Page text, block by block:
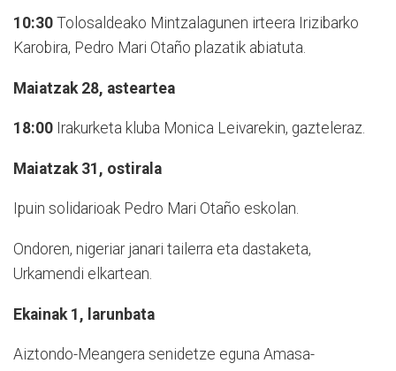
10:30 Tolosaldeako Mintzalagunen irteera Irizibarko
Karobira, Pedro Mari Otaño plazatik abiatuta.
Maiatzak 28, asteartea
18:00 Irakurketa kluba Monica Leivarekin, gazteleraz.
Maiatzak 31, ostirala
Ipuin solidarioak Pedro Mari Otaño eskolan.
Ondoren, nigeriar janari tailerra eta dastaketa,
Urkamendi elkartean.
Ekainak 1, larunbata
Aiztondo-Meangera senidetze eguna Amasa-